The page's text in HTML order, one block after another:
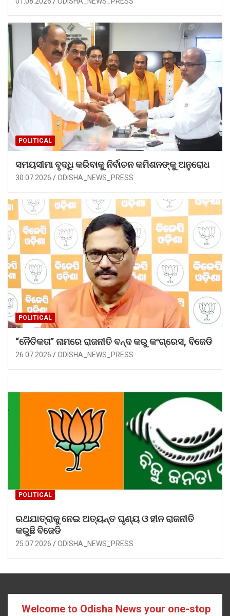
POLITICAL
ସମୟସୀମା ବୃଦ୍ଧି କରିବାକୁ ନିର୍ବାଚନ କମିଶନଙ୍କୁ ଅନୁରୋଧ
30.07.2026 ODISHA_NEWS_PRESS
POLITICAL
“ନୈତିକତା” ନାମରେ ରାଜନୀତି ବନ୍ଦ କରୁ କଂଗ୍ରେସ, ବିଜେଡି
26.07.2026 ODISHA_NEWS_PRESS
POLITICAL
ରଥଯାତ୍ରାକୁ ନେଇ ଅତ୍ୟନ୍ତ ଘୃଣ୍ୟ ଓ ହୀନ ରାଜନୀତି
କରୁଛି ବିଜେଡି
25.07.2026 ODISHA_NEWS_PRESS
Welcome to Odisha News your one-stop